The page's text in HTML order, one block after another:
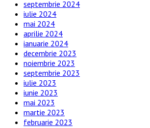
septembrie 2024
iulie 2024
mai 2024
aprilie 2024
ianuarie 2024
decembrie 2023
noiembrie 2023
septembrie 2023
iulie 2023
iunie 2023
mai 2023
martie 2023
februarie 2023